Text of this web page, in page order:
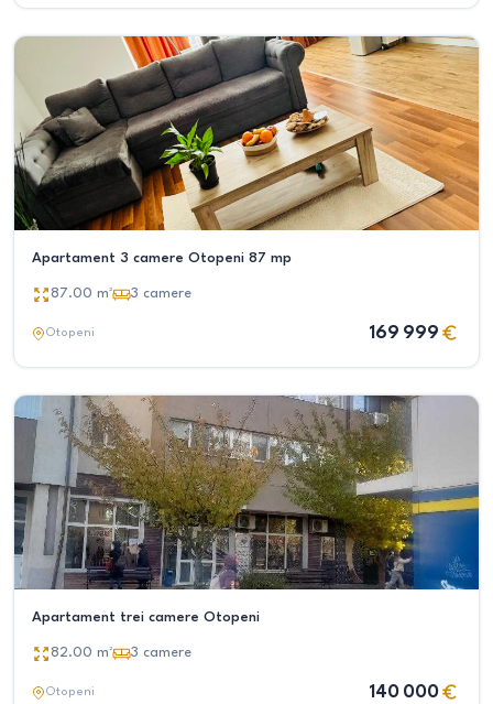
Apartament 3 camere Otopeni 87 mp
87.00 m² 3 camere
Otopeni 169 999
Apartament trei camere Otopeni
82.00 m² 3 camere
Otopeni 140 000